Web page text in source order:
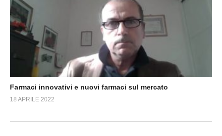
Farmaci innovativi e nuovi farmaci sul mercato
18 APRILE 2022